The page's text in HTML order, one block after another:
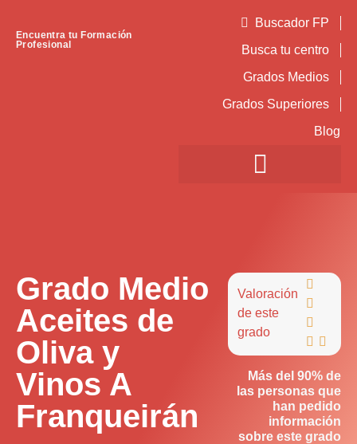
Encuentra tu Formación
Profesional
Buscador FP
Busca tu centro
Grados Medios
Grados Superiores
Blog
Grado Medio
Aceites de
Oliva y
Vinos A
Franqueirán
Valoración
de este
grado



 
Más del 90% de
las personas que
han pedido
información
sobre este grado